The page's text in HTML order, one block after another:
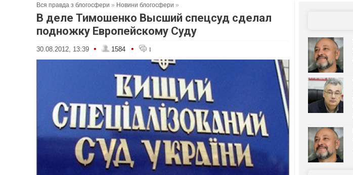
Вся правда з блогосфери » Новини блогосфери »
В деле Тимошенко Высший спецсуд сделал
подножку Европейскому Суду
30.08.2012, 13:39 • 1584 • 1